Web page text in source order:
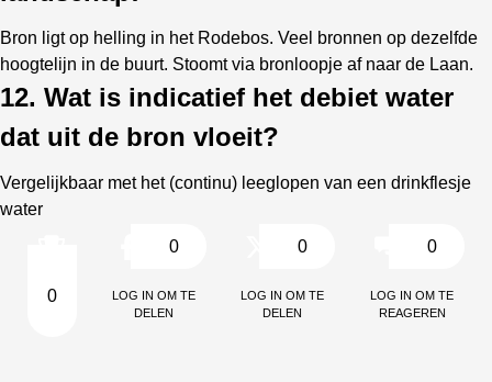
Bron ligt op helling in het Rodebos. Veel bronnen op dezelfde
hoogtelijn in de buurt. Stoomt via bronloopje af naar de Laan.
12. Wat is indicatief het debiet water
dat uit de bron vloeit?
Vergelijkbaar met het (continu) leeglopen van een drinkflesje
water
0
0
Log in om te
delen
0
Log in om te
delen
0
Log in om te
reageren